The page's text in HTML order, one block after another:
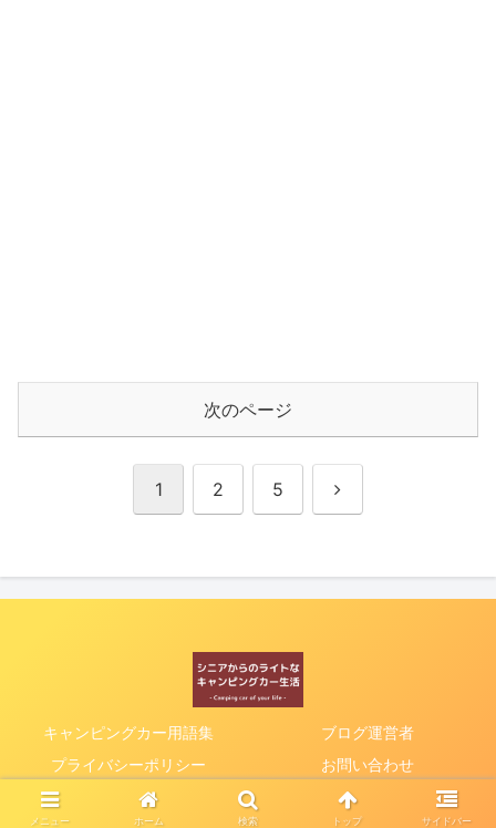
次のページ
1 2 5 次
キャンピングカー用語集
ブログ運営者
プライバシーポリシー
お問い合わせ
© 2022 シニアからのライトなキャンピングカー生活.
メニュー ホーム 検索 トップ サイドバー